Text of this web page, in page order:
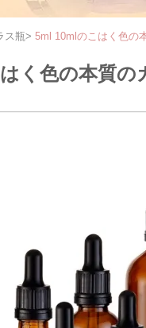
ス瓶> 5ml 10mlのこはく色の
く色の本質